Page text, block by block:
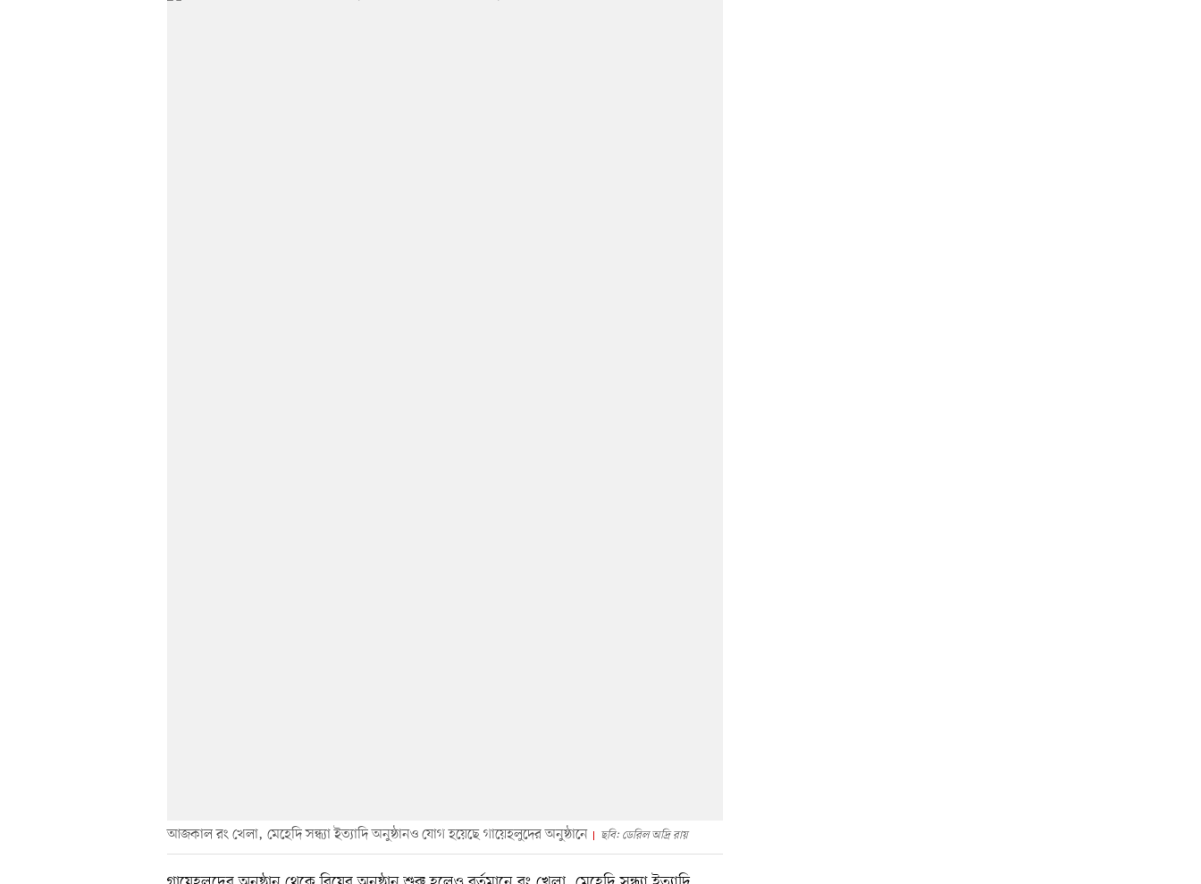
আজকাল রং খেলা, মেহেদি সন্ধ্যা ইত্যাদি অনুষ্ঠানও যোগ হয়েছে গায়েহলুদের অনুষ্ঠানে ছবি: ডেরিল অদ্রি রায়